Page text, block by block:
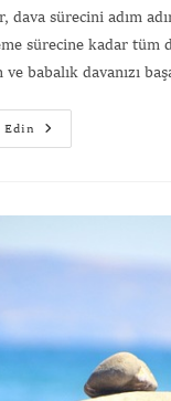
dava sürecini adım
sürecine kadar tüm
ve babalık davanızı
Edin